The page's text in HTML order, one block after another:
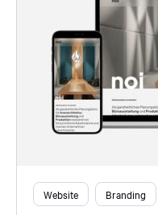
Website Branding